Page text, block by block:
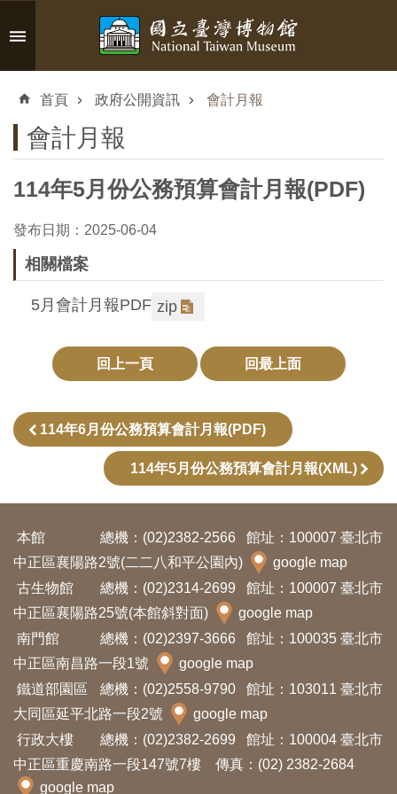
跳到主要內容區塊
搜
識
臺
訊
覽
資
訊
教
育
活
動
出
版
文
首頁 政府公開資訊 會計月報
會計月報
114年5月份公務預算會計月報(PDF)
發布日期：2025-06-04
相關檔案
5月會計月報PDF zip
回上一頁 回最上面
114年6月份公務預算會計月報(PDF)
114年5月份公務預算會計月報(XML)
本館 總機：(02)2382-2566
館址：100007 臺北市
中正區襄陽路2號(二二八和平公園內)
google map
古生物館
總機：(02)2314-2699
館址：100007 臺北市
中正區襄陽路25號(本館斜對面)
google map
南門館
總機：(02)2397-3666
館址：100035 臺北市
中正區南昌路一段1號
google map
鐵道部園區
總機：(02)2558-9790
館址：103011 臺北市
大同區延平北路一段2號
google map
行政大樓
總機：(02)2382-2699
館址：100004 臺北市
中正區重慶南路一段147號7樓 傳真：(02) 2382-2684
google map